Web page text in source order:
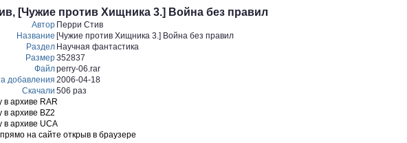
[Чужие против Хищника 3.] Война без правил
Автор Перри Стив
Название [Чужие против Хищника 3.] Война без правил
Раздел Научная фантастика
Размер352837
Файлperry-06.rar
добавления 2006-04-18
Скачали 506 раз
в архиве RAR
в архиве BZ2
в архиве UCA
прямо на сайте открыв в браузере